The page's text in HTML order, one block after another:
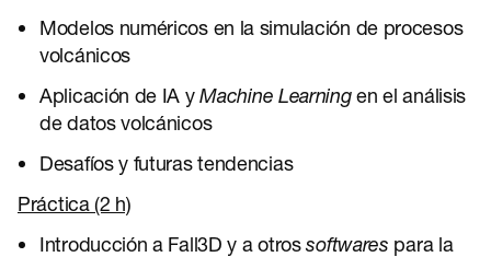
Modelos numéricos en la simulación de procesos
volcánicos
Aplicación de IA yMachine Learningen el análisis
de datos volcánicos
Desafíos y futuras tendencias
Práctica (2 h)
Introducción a Fall3D y a otrossoftwares para la